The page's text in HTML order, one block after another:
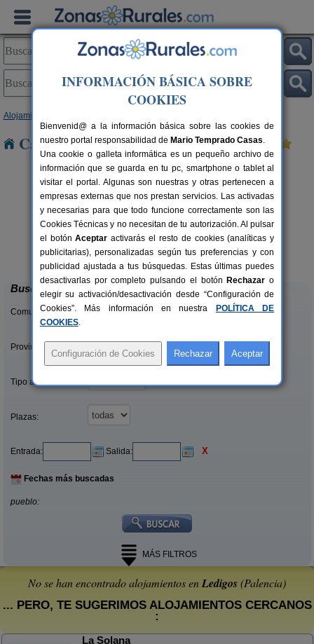
Alojamientos
Casas Rurales cerca de Ledigos
10+1 pers.
desde30 €
Casa Calderón II
Brañosera (Palencia)
Buscar
Comunidades:
Provincias/Islas:
Tipo alquiler:
Plazas:
Entrada: Salida: X
Fechas más buscadas
pueblo:
MÁS FILTROS
No se han encontrado alojamientos enLedigos(Palencia)
... PERO, TE SUGERIMOS ALOJAMIENTOS CERCANOS
:
La Solana
INFORMACIÓN BÁSICA SOBRE
COOKIES
Bienvenid@ a la información básica sobre las cookies de
nuestro portal responsabilidad de Mario Temprado Casas.
Una cookie o galleta informática es un pequeño archivo de
información que se guarda en tu pc, smartphone o tablet al
visitar el portal. Algunas son nuestras y otras pertenecen a
empresas externas que nos prestan servicios. Las activadas
y necesarias para que todo funcione correctamente son las
Cookies Técnicas y no necesitan de tu autorización. Al pulsar
el botónAceptar activarás el resto de cookies (analíticas y
publicitarias), personalizadas según tus preferencias y con
publicidad ajustada a tus búsquedas. Estas últimas puedes
desactivarlas por completo pulsando el botón Rechazar o
elegir su activación/desactivación desde “Configuración de
Cookies”. Más información en nuestra
POLÍTICA DE
COOKIES.